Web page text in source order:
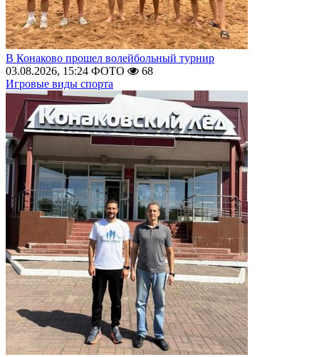
В Конаково прошел волейбольный турнир
03.08.2026, 15:24 ФОТО
68
Игровые виды спорта